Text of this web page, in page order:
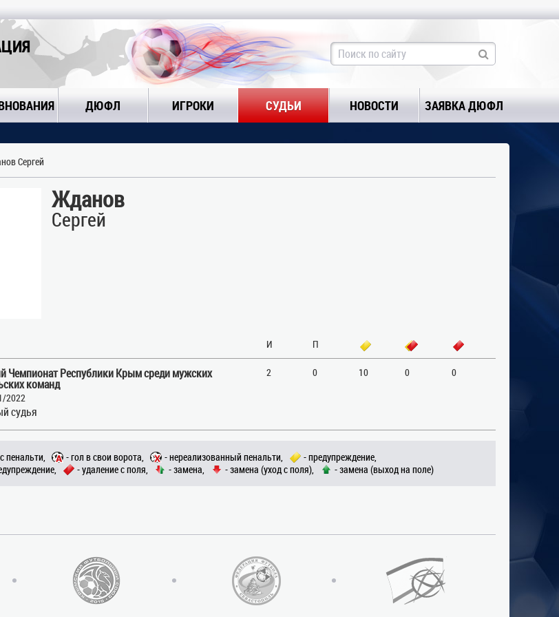
ДЮФЛ ИГРОКИ СУДЬИ НОВОСТИ ЗАЯВКА ДЮФЛ
Сергей
Жданов
Сергей
И П
Чемпионат Республики Крым среди мужских
команд
2022
судья
2 0 10 0 0
пенальти, - гол в свои ворота, - нереализованный пенальти,
- предупреждение,
- удаление с поля, - замена, - замена (уход с поля), - замена (выход на поле)